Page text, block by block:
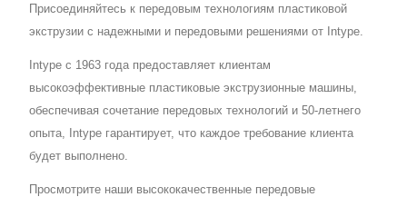
Присоединяйтесь к передовым технологиям пластиковой
экструзии с надежными и передовыми решениями от Intype.
Intype с 1963 года предоставляет клиентам
высокоэффективные пластиковые экструзионные машины,
обеспечивая сочетание передовых технологий и 50-летнего
опыта, Intype гарантирует, что каждое требование клиента
будет выполнено.
Просмотрите наши высококачественные передовые